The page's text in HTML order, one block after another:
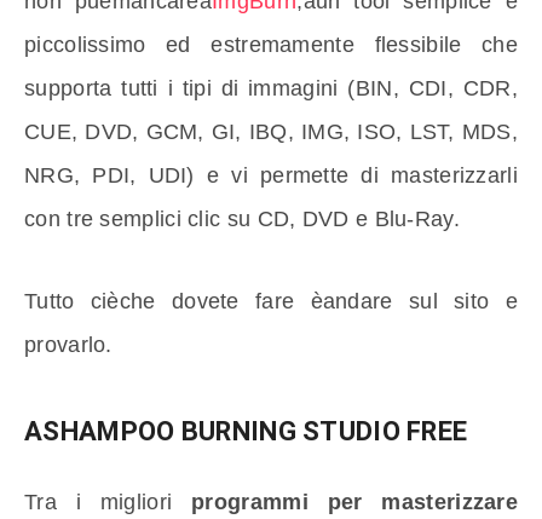
piccolissimo ed estremamente flessibile che
supporta tutti i tipi di immagini (BIN, CDI, CDR,
CUE, DVD, GCM, GI, IBQ, IMG, ISO, LST, MDS,
NRG, PDI, UDI) e vi permette di masterizzarli
con tre semplici clic su CD, DVD e Blu-Ray.
Tutto cièche dovete fare èandare sul sito e
provarlo.
ASHAMPOO BURNING STUDIO FREE
Tra i migliori programmi per masterizzare